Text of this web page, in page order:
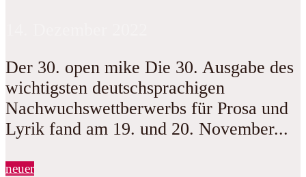
Der 30. open mike Die 30. Ausgabe des
wichtigsten deutschsprachigen
Nachwuchswettberwerbs für Prosa und
Lyrik fand am 19. und 20. November...
neuer